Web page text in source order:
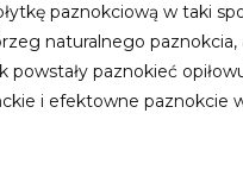
paznokciową w taki
naturalnego paznokcia,
paznokieć
i efektowne paznokcie